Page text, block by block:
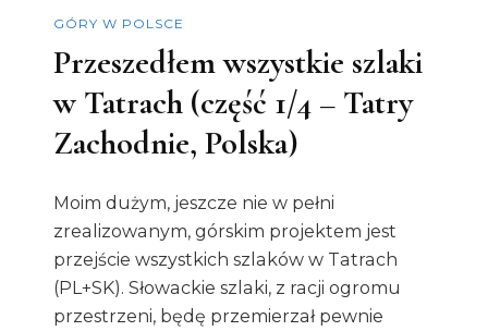
GÓRY W POLSCE
Przeszedłem wszystkie szlaki
w Tatrach (część 1/4 – Tatry
Zachodnie, Polska)
Moim dużym, jeszcze nie w pełni
zrealizowanym, górskim projektem jest
przejście wszystkich szlaków w Tatrach
(PL+SK). Słowackie szlaki, z racji ogromu
przestrzeni, będę przemierzał pewnie